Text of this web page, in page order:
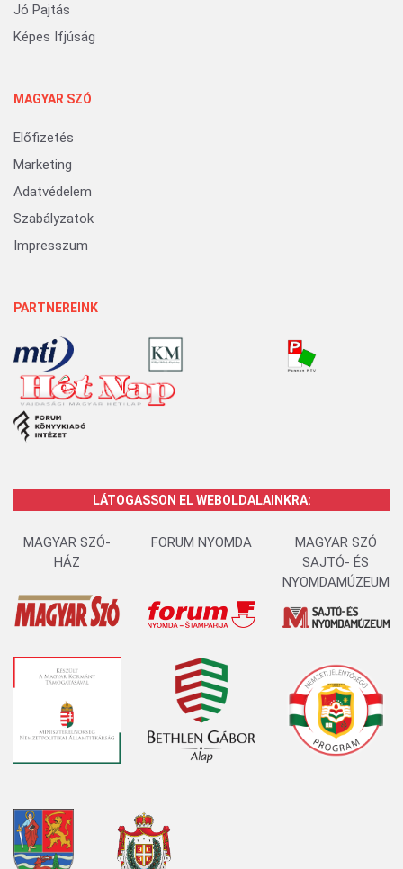
Jó Pajtás
Képes Ifjúság
MAGYAR SZÓ
Előfizetés
Marketing
Adatvédelem
Szabályzatok
Impresszum
PARTNEREINK
LÁTOGASSON EL WEBOLDALAINKRA:
MAGYAR SZÓ-
HÁZ
FORUM NYOMDA
MAGYAR SZÓ
SAJTÓ- ÉS
NYOMDAMÚZEUM